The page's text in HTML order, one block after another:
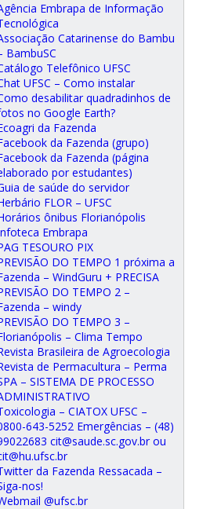
Embrapa de Informação
Catarinense do Bambu
BambuSC
Telefônico UFSC
UFSC – Como instalar
desabilitar quadradinhos de
no Google Earth?
da Fazenda
da Fazenda (grupo)
da Fazenda (página
por estudantes)
de saúde do servidor
FLOR – UFSC
ônibus Florianópolis
Embrapa
TESOURO PIX
DO TEMPO 1 próxima a
– WindGuru + PRECISA
DO TEMPO 2 –
– windy
DO TEMPO 3 –
– Clima Tempo
Brasileira de Agroecologia
de Permacultura – Perma
– SISTEMA DE PROCESSO
– CIATOX UFSC –
643-5252 Emergências – (48)
cit@saude.sc.gov.br ou
da Fazenda Ressacada –
nos!
@ufsc.br